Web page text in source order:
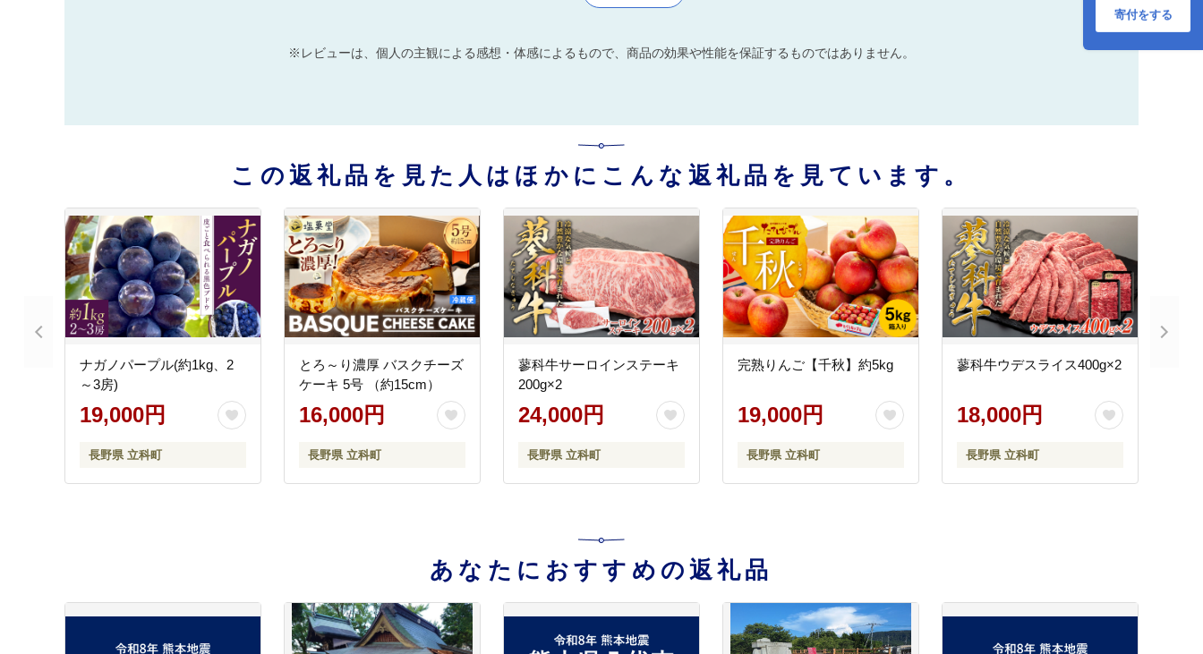
寄付をする
※レビューは、個人の主観による感想・体感によるもので、商品の効果や性能を保証するものではありません。
この返礼品を見た人はほかにこんな返礼品を見ています。
ナガノパープル(約1kg、2
～3房)
19,000円
長野県 立科町
とろ～り濃厚 バスクチーズ
ケーキ 5号 （約15cm）
16,000円
長野県 立科町
蓼科牛サーロインステーキ
200g×2
24,000円
長野県 立科町
完熟りんご【千秋】約5kg
19,000円
長野県 立科町
蓼科牛ウデスライス400g×2
18,000円
長野県 立科町
あなたにおすすめの返礼品